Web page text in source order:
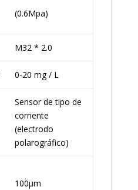
(0.6Mpa)
M32 * 2.0
0-20 mg / L
Sensor de tipo de
corriente
(electrodo
polarográfico)
100μm